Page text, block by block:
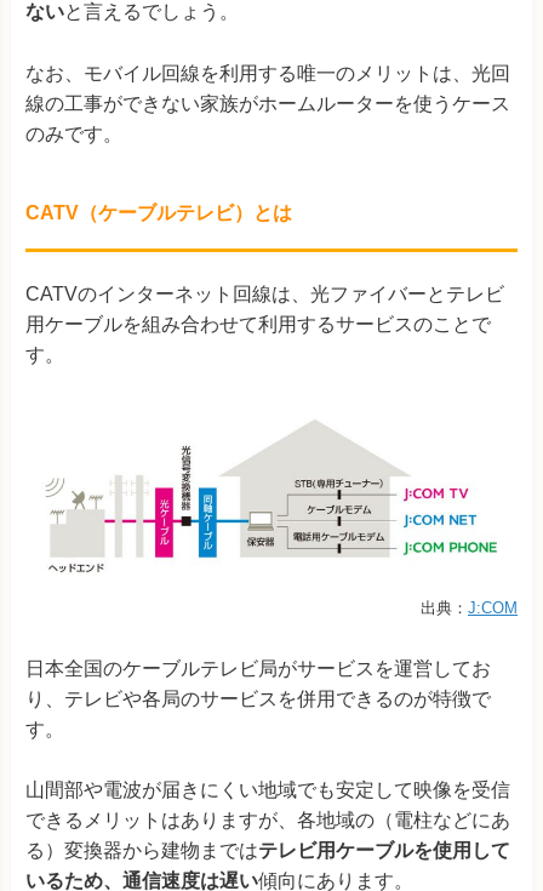
ないと言えるでしょう。
なお、モバイル回線を利用する唯一のメリットは、光回
線の工事ができない家族がホームルーターを使うケース
のみです。
CATV（ケーブルテレビ）とは
CATVのインターネット回線は、光ファイバーとテレビ
用ケーブルを組み合わせて利用するサービスのことで
す。
出典： J:COM
日本全国のケーブルテレビ局がサービスを運営してお
り、テレビや各局のサービスを併用できるのが特徴で
す。
山間部や電波が届きにくい地域でも安定して映像を受信
できるメリットはありますが、各地域の（電柱などにあ
る）変換器から建物まではテレビ用ケーブルを使用して
いるため、通信速度は遅い傾向にあります。